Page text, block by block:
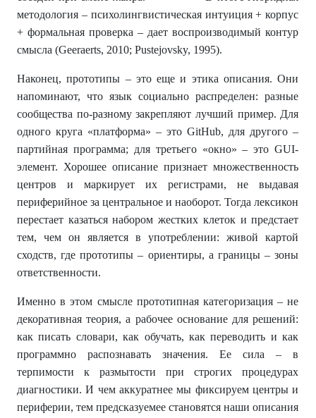
методология – психолингвистическая интуиция + корпус
+ формальная проверка – дает воспроизводимый контур
смысла (Geeraerts, 2010; Pustejovsky, 1995).
Наконец, прототипы – это еще и этика описания. Они
напоминают, что язык социально распределен: разные
сообщества по-разному закрепляют лучший пример. Для
одного круга «платформа» – это GitHub, для другого –
партийная программа; для третьего «окно» – это GUI-
элемент. Хорошее описание признает множественность
центров и маркирует их регистрами, не выдавая
периферийное за центральное и наоборот. Тогда лексикон
перестает казаться набором жестких клеток и предстает
тем, чем он является в употреблении: живой картой
сходств, где прототипы – ориентиры, а границы – зоны
ответственности.
Именно в этом смысле прототипная категоризация – не
декоративная теория, а рабочее основание для решений:
как писать словари, как обучать, как переводить и как
программно распознавать значения. Ее сила – в
терпимости к размытости при строгих процедурах
диагностики. И чем аккуратнее мы фиксируем центры и
периферии, тем предсказуемее становятся наши описания